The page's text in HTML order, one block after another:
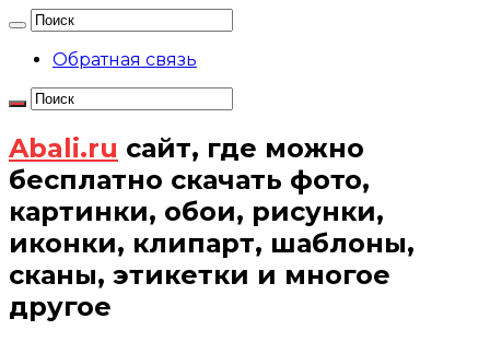
Обратная связь
Abali.ru сайт, где можно
бесплатно скачать фото,
картинки, обои, рисунки,
иконки, клипарт, шаблоны,
сканы, этикетки и многое
другое